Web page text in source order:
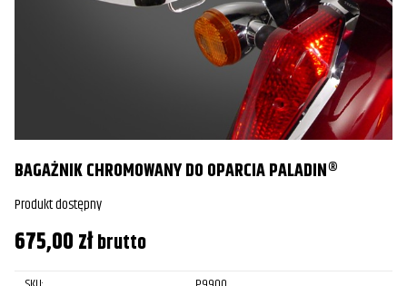
BAGAŻNIK CHROMOWANY DO OPARCIA PALADIN®
Produkt dostępny
675,00złbrutto